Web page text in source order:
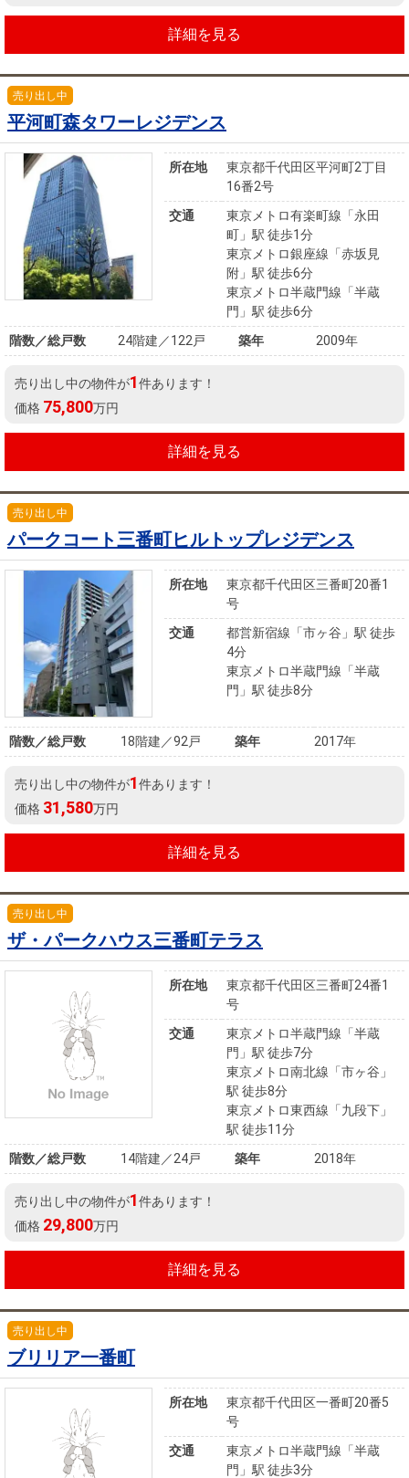
詳細を見る
平河町森タワーレジデンス
売り出し中
所在地
東京都千代田区平河町2丁目
16番2号
交通
東京メトロ有楽町線「永田
町」駅 徒歩1分
東京メトロ銀座線「赤坂見
附」駅 徒歩6分
東京メトロ半蔵門線「半蔵
門」駅 徒歩6分
階数／総戸数
24階建／122戸 築年 2009年
売り出し中の物件が1件あります！
価格 75,800万円
詳細を見る
パークコート三番町ヒルトップレジデンス
売り出し中
所在地
東京都千代田区三番町20番1
号
交通
都営新宿線「市ヶ谷」駅 徒歩
4分
東京メトロ半蔵門線「半蔵
門」駅 徒歩8分
階数／総戸数 18階建／92戸 築年 2017年
売り出し中の物件が1件あります！
価格 31,580万円
詳細を見る
ザ・パークハウス三番町テラス
売り出し中
所在地
東京都千代田区三番町24番1
号
交通
東京メトロ半蔵門線「半蔵
門」駅 徒歩7分
東京メトロ南北線「市ヶ谷」
駅 徒歩8分
東京メトロ東西線「九段下」
駅 徒歩11分
階数／総戸数
14階建／24戸 築年 2018年
売り出し中の物件が1件あります！
価格 29,800万円
詳細を見る
ブリリア一番町
売り出し中
所在地
東京都千代田区一番町20番5
号
交通
東京メトロ半蔵門線「半蔵
門」駅 徒歩3分